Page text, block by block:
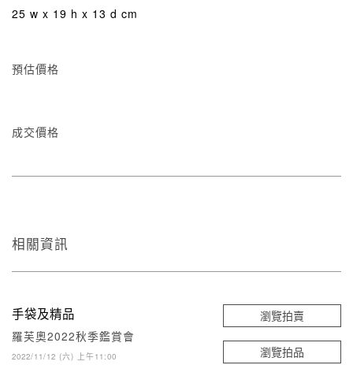
25 w x 19 h x 13 d cm
預估價格
成交價格
相關資訊
手袋及精品
羅芙奧2022秋季鑑賞會
2022/11/12 (六) 上午11:00
瀏覽拍賣
瀏覽拍品